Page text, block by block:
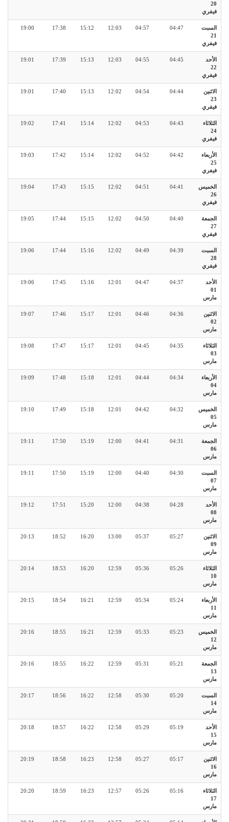
20
فيفري
السبت
21
فيفري
04:47
04:57
12:03
15:12
17:38
19:00
الأحد
22
فيفري
04:45
04:55
12:03
15:13
17:39
19:01
الاثنين
23
فيفري
04:44
04:54
12:02
15:13
17:40
19:01
الثلاثاء
24
فيفري
04:43
04:53
12:02
15:14
17:41
19:02
الأربعاء
25
فيفري
04:42
04:52
12:02
15:14
17:42
19:03
الخميس
26
فيفري
04:41
04:51
12:02
15:15
17:43
19:04
الجمعة
27
فيفري
04:40
04:50
12:02
15:15
17:44
19:05
السبت
28
فيفري
04:39
04:49
12:02
15:16
17:44
19:06
الأحد
01
مارس
04:37
04:47
12:01
15:16
17:45
19:06
الاثنين
02
مارس
04:36
04:46
12:01
15:17
17:46
19:07
الثلاثاء
03
مارس
04:35
04:45
12:01
15:17
17:47
19:08
الأربعاء
04
مارس
04:34
04:44
12:01
15:18
17:48
19:09
الخميس
05
مارس
04:32
04:42
12:01
15:18
17:49
19:10
الجمعة
06
مارس
04:31
04:41
12:00
15:19
17:50
19:11
السبت
07
مارس
04:30
04:40
12:00
15:19
17:50
19:11
الأحد
08
مارس
04:28
04:38
12:00
15:20
17:51
19:12
الاثنين
09
مارس
05:27
05:37
13:00
16:20
18:52
20:13
الثلاثاء
10
مارس
05:26
05:36
12:59
16:20
18:53
20:14
الأربعاء
11
مارس
05:24
05:34
12:59
16:21
18:54
20:15
الخميس
12
مارس
05:23
05:33
12:59
16:21
18:55
20:16
الجمعة
13
مارس
05:21
05:31
12:59
16:22
18:55
20:16
السبت
14
مارس
05:20
05:30
12:58
16:22
18:56
20:17
الأحد
15
مارس
05:19
05:29
12:58
16:22
18:57
20:18
الاثنين
16
مارس
05:17
05:27
12:58
16:23
18:58
20:19
الثلاثاء
17
مارس
05:16
05:26
12:57
16:23
18:59
20:20